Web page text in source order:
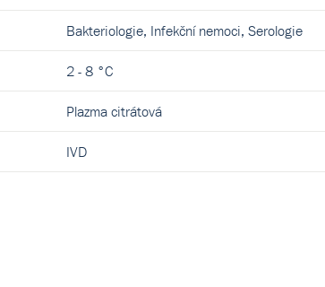
Bakteriologie, Infekční nemoci, Serologie
2 - 8 °C
Plazma citrátová
IVD